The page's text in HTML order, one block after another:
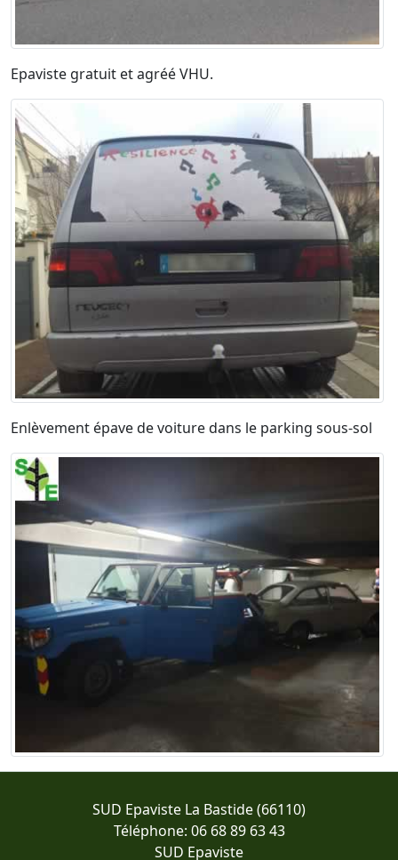
Epaviste gratuit et agréé VHU.
Enlèvement épave de voiture dans le parking sous-sol
SUD Epaviste La Bastide (66110)
Téléphone: 06 68 89 63 43
SUD Epaviste